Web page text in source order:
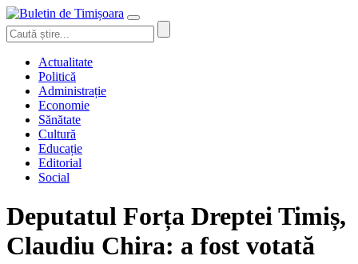
Actualitate
Politică
Administrație
Economie
Sănătate
Cultură
Educație
Editorial
Social
Deputatul Forța Dreptei Timiș,
Claudiu Chira: a fost votată